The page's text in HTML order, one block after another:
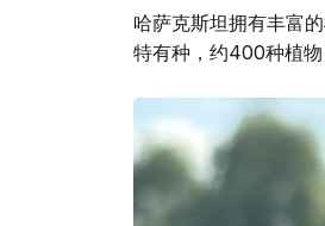
哈萨克斯坦拥有丰富
特有种，约400种植物